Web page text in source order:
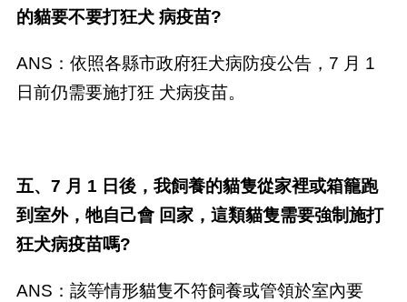
的貓要不要打狂犬 病疫苗?
ANS：依照各縣市政府狂犬病防疫公告，7 月 1
日前仍需要施打狂 犬病疫苗。
五、7 月 1 日後，我飼養的貓隻從家裡或箱籠跑
到室外，牠自己會 回家，這類貓隻需要強制施打
狂犬病疫苗嗎?
ANS：該等情形貓隻不符飼養或管領於室內要